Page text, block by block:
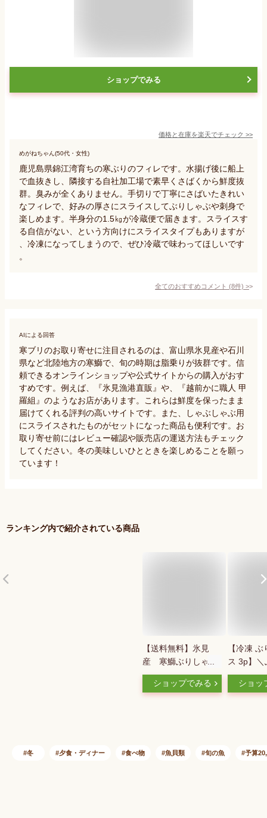
ショップでみる
価格と在庫を楽天でチェック >>
めがねちゃん(50代・女性)
鹿児島県錦江湾育ちの寒ぶりのフィレです。水揚げ後に船上
で血抜きし、隣接する自社加工場で素早くさばくから鮮度抜
群。臭みが全くありません。手切りで丁寧にさばいたきれい
なフィレで、好みの厚さにスライスしてぶりしゃぶや刺身で
楽しめます。半身分の1.5㎏が冷蔵便で届きます。スライスす
る自信がない、という方向けにスライスタイプもありますが
、冷凍になってしまうので、ぜひ冷蔵で味わってほしいです
。
全てのおすすめコメント (8件) >
AIによる回答
寒ブリのお取り寄せに注目されるのは、富山県氷見産や石川
県など北陸地方の寒鰤で、旬の時期は脂乗りが抜群です。信
頼できるオンラインショップや公式サイトからの購入がおす
すめです。例えば、『氷見漁港直販』や、『越前かに職人 甲
羅組』のようなお店があります。これらは鮮度を保ったまま
届けてくれる評判の高いサイトです。また、しゃぶしゃぶ用
にスライスされたものがセットになった商品も便利です。お
取り寄せ前にはレビュー確認や販売店の運送方法もチェック
してください。冬の美味しいひとときを楽しめることを願っ
ています！
ランキング内で紹介されている商品
【送料無料】氷見
産 寒鰤ぶりしゃぶ
用（約3〜4人前）氷
見 天然 寒ブリ
ショップでみる
【冷凍
ス 3p】
に大人気
仕上げ／
ブリ buri
ショッ
冬 夕食・ディナー 食べ物 魚貝類 旬の魚 予算